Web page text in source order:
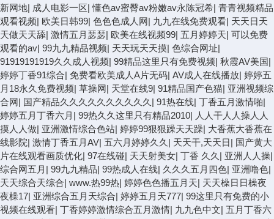
新网地| 成人电影一区|懂色av蜜臀av粉嫩av永陈冠希| 青青视频精品
观看视频| 欧美日韩99| 色色色成人网| 九九在线免费观看| 天天日天
天做天天舔| 激情五月瑟瑟| 欧美在线视频99| 五月婷婷天| 可以免费
观看的av| 99九九精品视频| 天天玩天天摸| 色综合网址|
91919191919久久成人视频| 99精品这里只有免费视频| 秋霞AV美国|
婷婷丁香91综合| 免费看欧美成人A片无码| AV成人在线播放| 婷婷五
月18永久免费视频| 草操网| 天堂在线9| 91精品国产色猫| 亚洲视频综
合网| 国产精品久久久久久久久久久久 | 91热在线| 丁香五月激情啪|
婷婷五月丁香六月 | 99热久久这里只有精品2010| 人人干人人操人人
摸人人做| 亚洲激情综合色站| 婷婷99狠狠躁天天躁| 大香蕉大香蕉在
线影院| 激情丁香五月AV| 五六月婷婷久久 | 天天干,天天日| 国产黄大
片在线观看画质优化| 97在线碰| 天天射美女| 丁香 久久 | 亚洲人人操|
综合网五月 | 99九九精品| 99热成人在线| 久久久五月四色| 亚洲噜色|
天天综合天综合| www.热99热| 婷婷色色播五月天| 天天橾日日橾夜
夜橾17| 亚洲综合五月天综合| 婷婷五月天777| 99这里只有免费的小
视频在线观看| 丁香婷婷激情综合五月激情| 九九色中文| 五月丁香六